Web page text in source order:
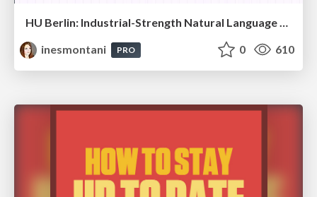
HU Berlin: Industrial-Strength Natural Language Processing with spaCy and Prodigy
inesmontani
PRO 0 610